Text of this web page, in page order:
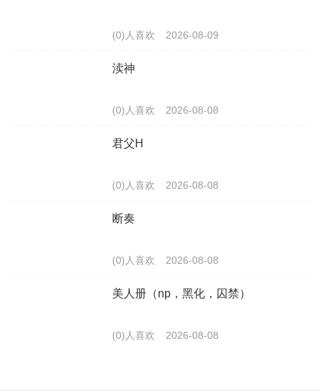
(0)人喜欢 2026-08-09
渎神
(0)人喜欢 2026-08-08
君父H
(0)人喜欢 2026-08-08
断奏
(0)人喜欢 2026-08-08
美人册（np，黑化，囚禁）
(0)人喜欢 2026-08-08